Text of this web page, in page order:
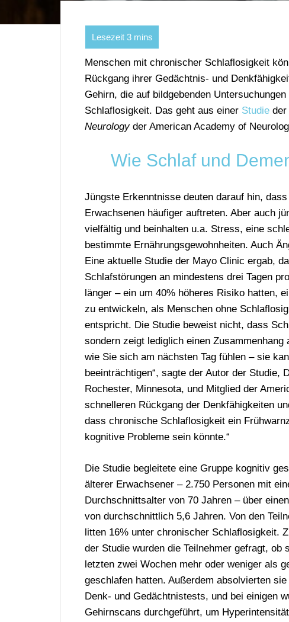
Menschen mit chronischer Schlaflosigkeit
Rückgang ihrer Gedächtnis- und
Gehirn, die auf bildgebenden
Schlaflosigkeit. Das geht aus einer Studie der
Neurologyder American Academy of
Wie Schlaf und
Jüngste Erkenntnisse deuten darauf hin,
Erwachsenen häufiger auftreten. Aber auch
vielfältig und beinhalten u.a. Stress, eine
bestimmte Ernährungsgewohnheiten. Auch
Eine aktuelle Studie der Mayo Clinic ergab,
Schlafstörungen an mindestens drei Tagen
länger – ein um 40% höheres Risiko hatten,
zu entwickeln, als Menschen ohne
entspricht. Die Studie beweist nicht, dass
sondern zeigt lediglich einen
wie Sie sich am nächsten Tag fühlen – sie
beeinträchtigen“, sagte der Autor der Studie,
Rochester, Minnesota, und Mitglied der
schnelleren Rückgang der Denkfähigkeiten
dass chronische Schlaflosigkeit ein
kognitive Probleme sein könnte.“
Die Studie begleitete eine Gruppe kognitiv
älterer Erwachsener – 2.750 Personen mit
Durchschnittsalter von 70 Jahren – über
von durchschnittlich 5,6 Jahren. Von den
litten 16% unter chronischer Schlaflosigkeit.
der Studie wurden die Teilnehmer gefragt, ob
letzten zwei Wochen mehr oder weniger als
geschlafen hatten. Außerdem absolvierten
Denk- und Gedächtnistests, und bei einigen
Gehirnscans durchgeführt, um